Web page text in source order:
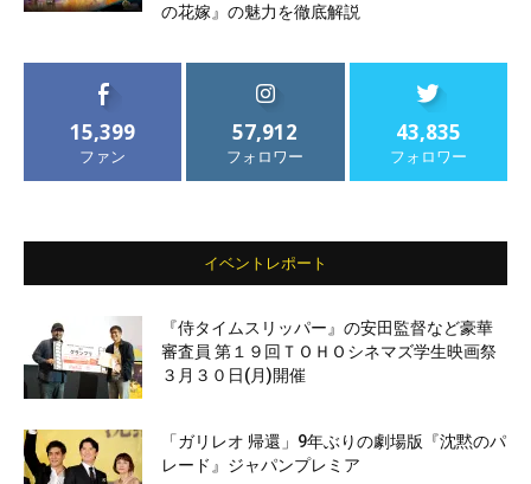
の花嫁』の魅力を徹底解説
15,399
ファン
57,912
フォロワー
43,835
フォロワー
イベントレポート
『侍タイムスリッパー』の安田監督など豪華
審査員 第１９回ＴＯＨＯシネマズ学生映画祭
３月３０日(月)開催
「ガリレオ 帰還」9年ぶりの劇場版『沈黙のパ
レード』ジャパンプレミア